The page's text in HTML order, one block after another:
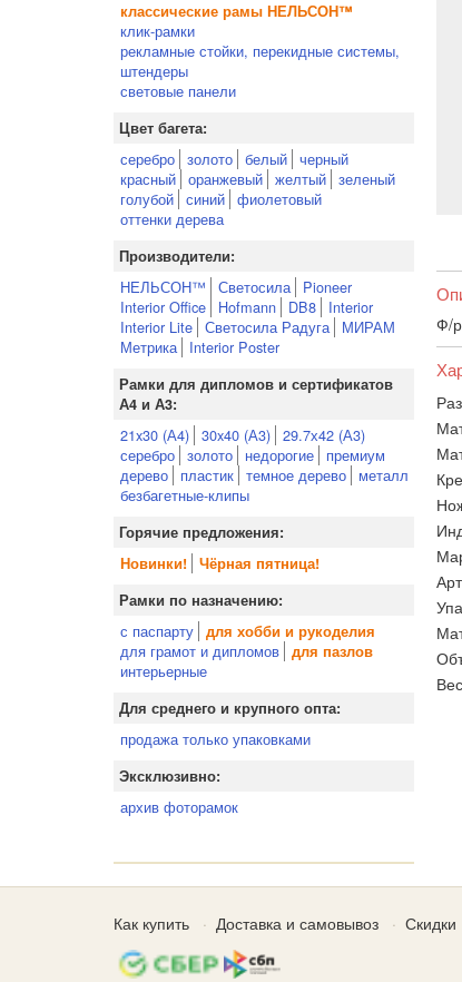
классические рамы НЕЛЬСОН™
клик-рамки
рекламные стойки, перекидные системы,
штендеры
световые панели
Цвет багета:
серебро золото белый черный
красный оранжевый желтый зеленый
голубой синий фиолетовый
оттенки дерева
Производители:
НЕЛЬСОН™ Светосила
Pioneer
Interior Office
Hofmann DB8
Interior
Interior Lite Светосила Радуга
МИРАМ
Метрика
Interior Poster
Рамки для дипломов и сертификатов
А4 и А3:
21x30 (А4) 30x40 (А3) 29.7х42 (А3)
серебро золото недорогие
премиум
дерево
пластик темное дерево
металл
безбагетные-клипы
Горячие предложения:
Новинки!
Чёрная пятница!
Рамки по назначению:
с паспарту для хобби и рукоделия
для грамот и дипломов для пазлов
интерьерные
Для среднего и крупного опта:
продажа только упаковками
Эксклюзивно:
архив фоторамок
Ф/
Как купить Доставка и самовывоз Скидки